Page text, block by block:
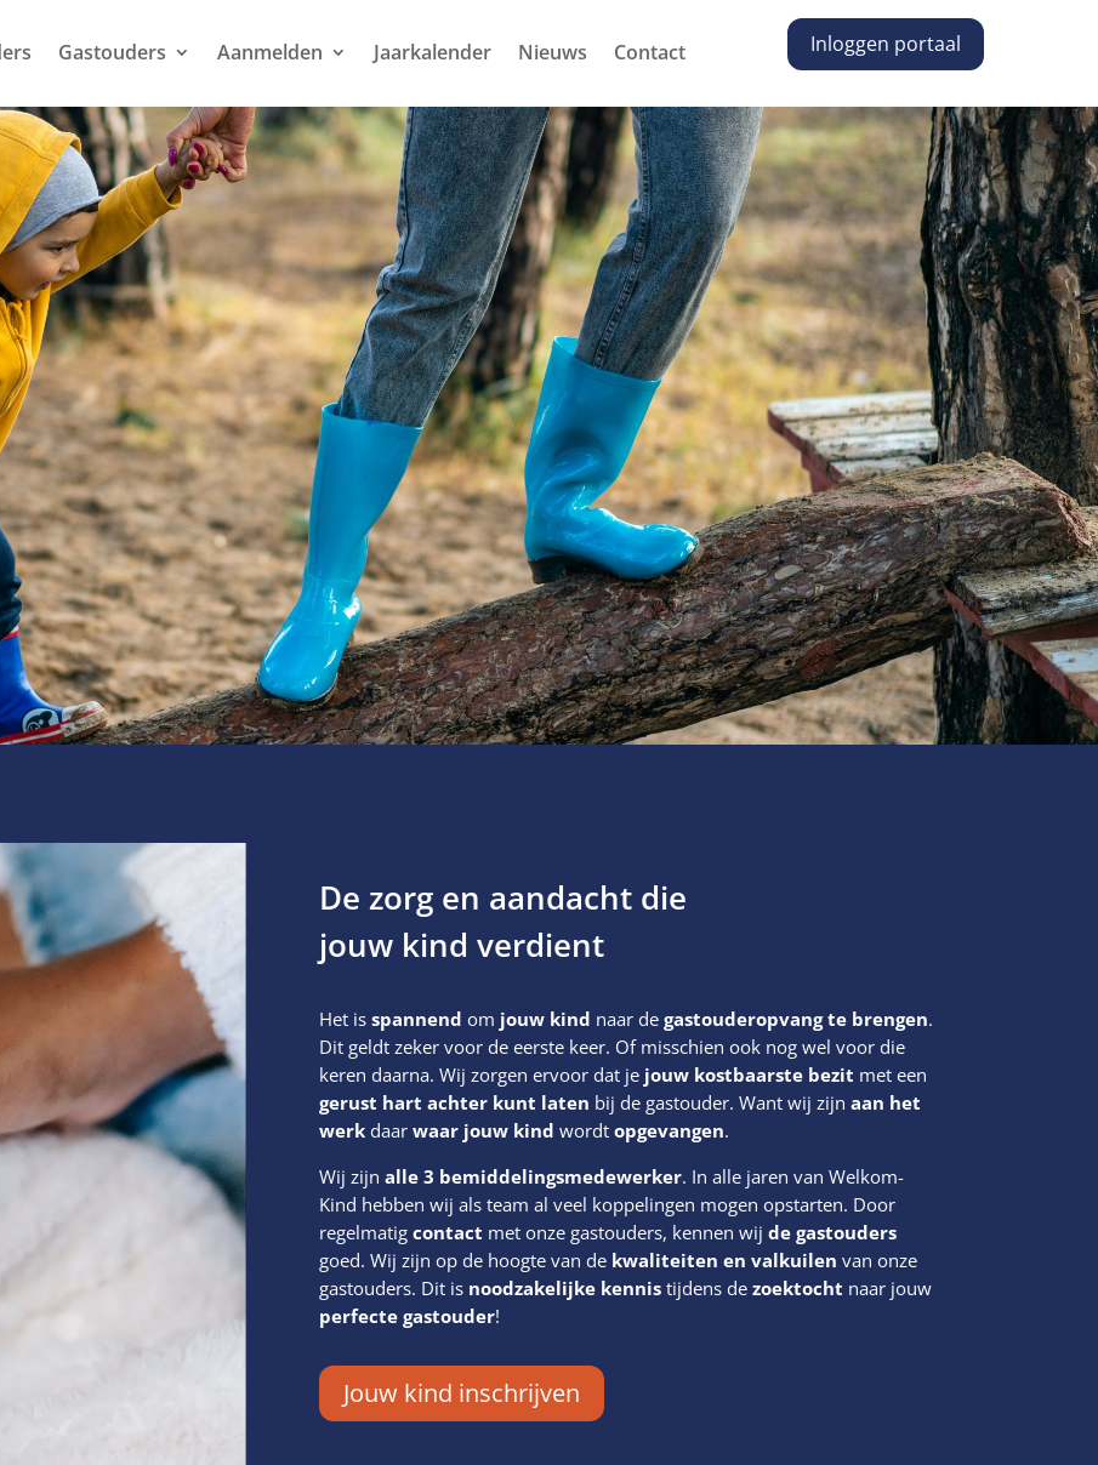
Gastouders Aanmelden Jaarkalender Nieuws Contact Inloggen portaal
De zorg en aandacht die
jouw kind verdient
Het is spannend om jouw kind naar de gastouderopvang te brengen.
Dit geldt zeker voor de eerste keer. Of misschien ook nog wel voor die
keren daarna. Wij zorgen ervoor dat jejouw kostbaarste bezit met een
gerust hart achter kunt laten bij de gastouder. Want wij zijn aan het
werkdaar waar jouw kind wordt opgevangen.
Wij zijn alle 3 bemiddelingsmedewerker. In alle jaren van Welkom-
Kind hebben wij als team al veel koppelingen mogen opstarten. Door
regelmatig contact met onze gastouders, kennen wij de gastouders
goed. Wij zijn op de hoogte van de kwaliteiten en valkuilen van onze
gastouders. Dit is noodzakelijke kennistijdens de zoektocht naar jouw
perfecte gastouder!
Jouw kind inschrijven